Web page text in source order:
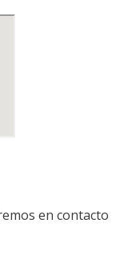
en contacto